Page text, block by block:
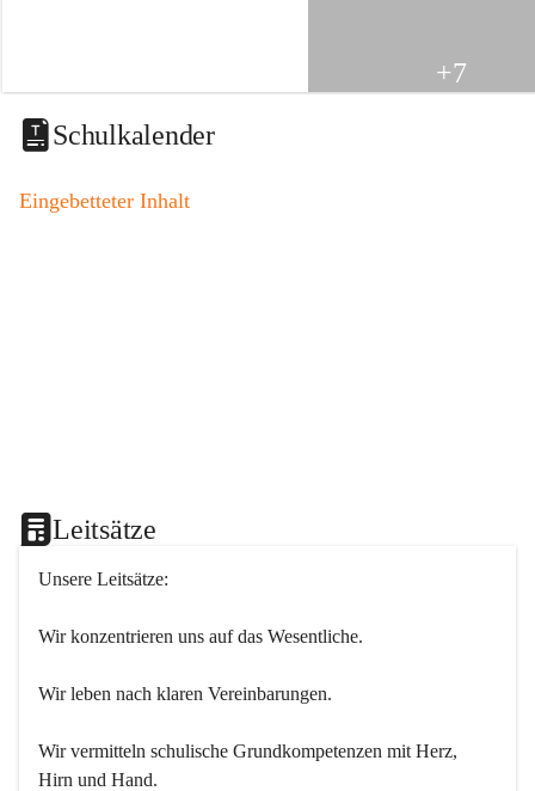
i
t
a
o
+7
Schulkalender
Eingebetteter Inhalt
Leitsätze
Unsere Leitsätze:
Wir konzentrieren uns auf das Wesentliche.
Wir leben nach klaren Vereinbarungen.
Wir vermitteln schulische Grundkompetenzen mit Herz,
Hirn und Hand.